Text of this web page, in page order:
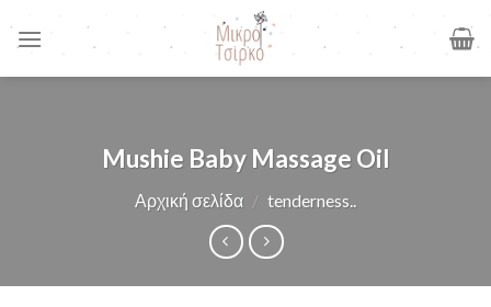
Mushie Baby Massage Oil
Αρχική σελίδα / tenderness..